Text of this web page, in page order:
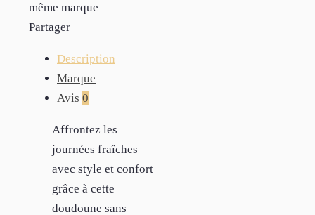
même marque
Partager
Description
Marque
Avis 0
Affrontez les
journées fraîches
avec style et confort
grâce à cette
doudoune sans